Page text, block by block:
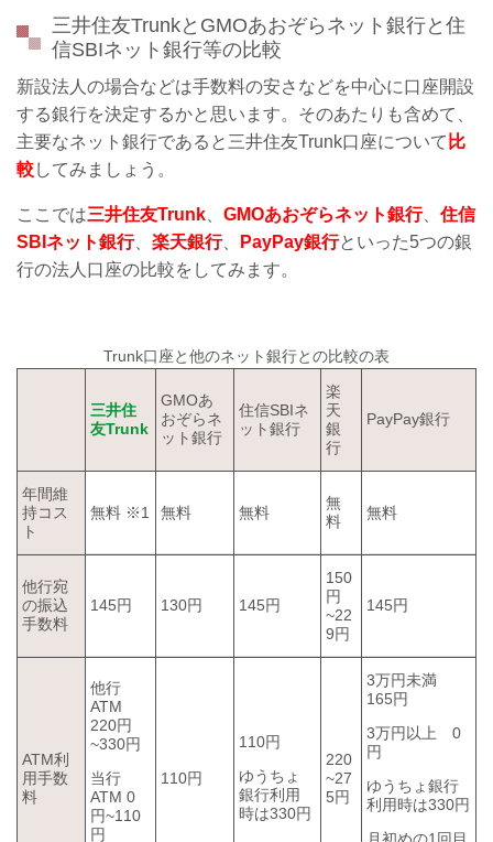
三井住友TrunkとGMOあおぞらネット銀行と住
信SBIネット銀行等の比較
新設法人の場合などは手数料の安さなどを中心に口座開設
する銀行を決定するかと思います。そのあたりも含めて、
主要なネット銀行であると三井住友Trunk口座について 比
較してみましょう。
ここでは三井住友Trunk GMOあおぞらネット銀行、 住信
SBIネット銀行、 楽天銀行、 PayPay銀行といった5つの銀
行の法人口座の比較をしてみます。
Trunk口座と他のネット銀行との比較の表
三井住
友Trunk
GMOあ
おぞらネ
ット銀行
住信SBIネ
ット銀行
楽
天
銀
行
PayPay銀行
年間維
持コス
ト
無料 ※1 無料 無料
無
料
無料
他行宛
の振込
手数料
145円 130円 145円
150
円
~22
9円
145円
ATM利
用手数
料
他行
ATM
220円
~330円
当行
ATM 0
円~110
円
110円
110円
ゆうちょ
銀行利用
時は330円
220
~27
5円
3万円未満
165円
3万円以上 0
円
ゆうちょ銀行
利用時は330円